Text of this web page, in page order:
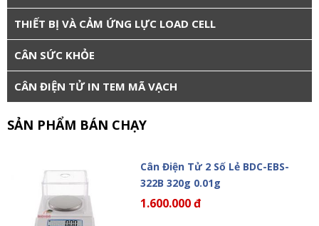
THIẾT BỊ VÀ CẢM ỨNG LỰC LOAD CELL
CÂN SỨC KHỎE
CÂN ĐIỆN TỬ IN TEM MÃ VẠCH
SẢN PHẨM BÁN CHẠY
Cân Điện Tử 2 Số Lẻ BDC-EBS-
322B 320g 0.01g
1.600.000 đ